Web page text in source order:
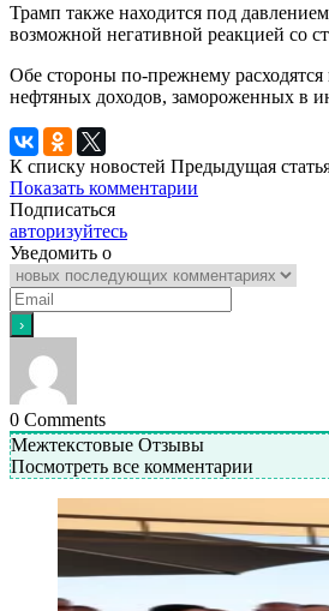
Трамп также находится под
возможной негативной реакцией со
Обе стороны по-прежнему
нефтяных доходов, замороженных в
К списку новостей Предыдущая
Показать комментарии
Подписаться
авторизуйтесь
Уведомить о
0 Comments
Межтекстовые Отзывы
Посмотреть все комментарии